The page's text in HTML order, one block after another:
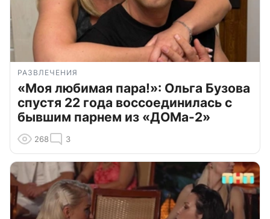
РАЗВЛЕЧЕНИЯ
«Моя любимая пара!»: Ольга Бузова
спустя 22 года воссоединилась с
бывшим парнем из «ДОМа-2»
268 3